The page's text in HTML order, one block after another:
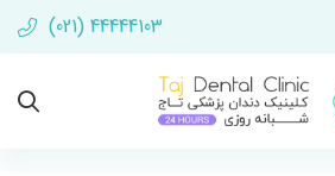
(021) 44444103